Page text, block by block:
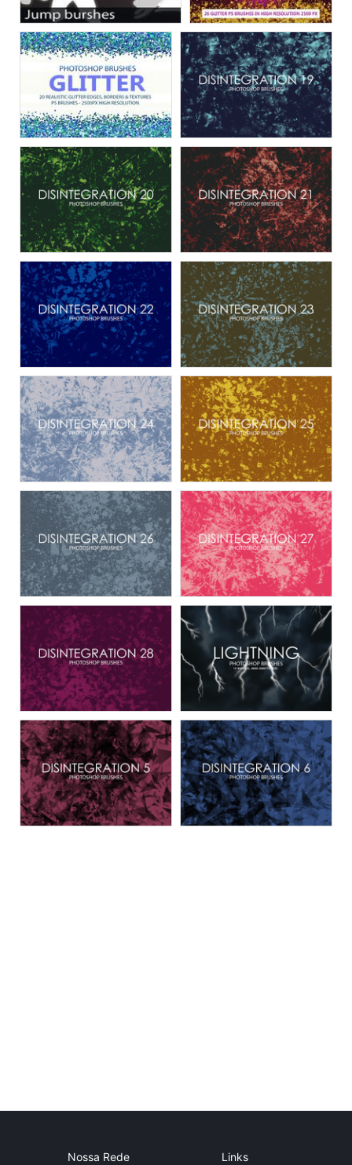
Nossa Rede Links